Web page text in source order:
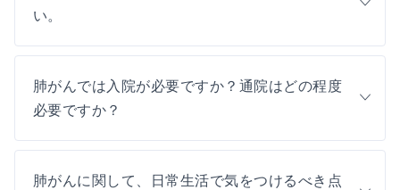
い。
肺がんでは入院が必要ですか？通院はどの程度
必要ですか？
肺がんに関して、日常生活で気をつけるべき点